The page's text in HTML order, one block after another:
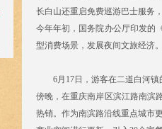
长白山还重启免费巡游巴士服务
今年年初，国务院办公厅印发的
型消费场景，发展夜间文旅经济
6月17日，游客在二道白河镇
傍晚，在重庆南岸区滨江路南滨
热销。作为南滨路沿线重点城市